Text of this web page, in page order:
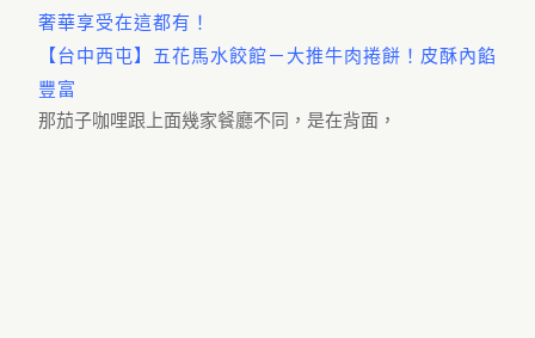
奢華享受在這都有！
【台中西屯】五花馬水餃館－大推牛肉捲餅！皮酥內餡
豐富
那茄子咖哩跟上面幾家餐廳不同，是在背面，